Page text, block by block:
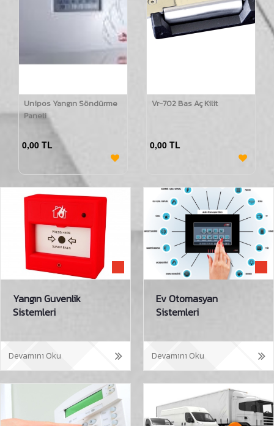
Unipos Yangın Söndürme
Paneli
0,00 TL
Vr-702 Bas Aç Kilit
0,00 TL
Yangın Guvenlik
Sistemleri
Devamını Oku
Ev Otomasyan
Sistemleri
Devamını Oku